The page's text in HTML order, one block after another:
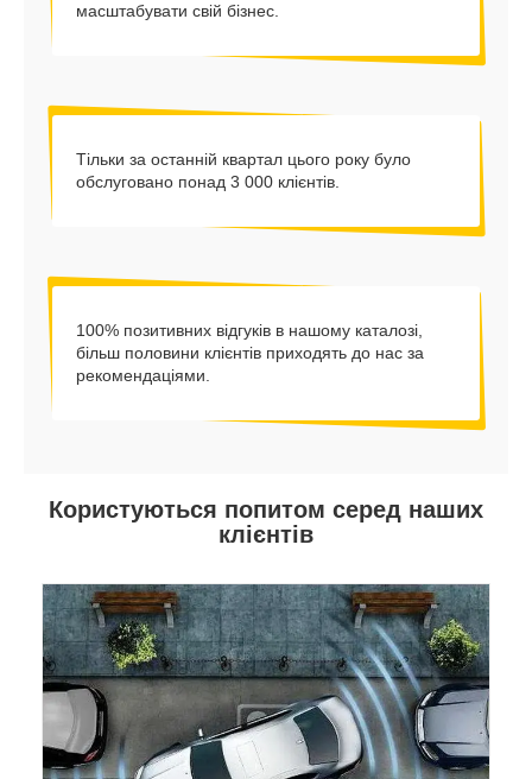
масштабувати свій бізнес.
Тільки за останній квартал цього року було
обслуговано понад 3 000 клієнтів.
100% позитивних відгуків в нашому каталозі,
більш половини клієнтів приходять до нас за
рекомендаціями.
Користуються попитом серед наших
клієнтів